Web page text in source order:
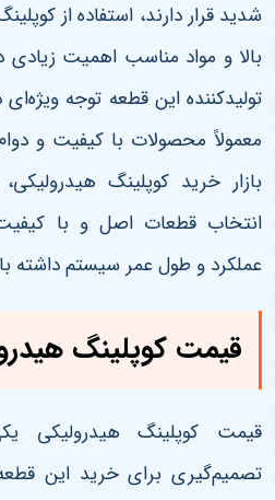
شدید قرار دارند، استفاده از
بالا و مواد مناسب اهمیت زیادی
تولیدکننده این قطعه توجه
معمولاً محصولات با کیفیت و دوام
بازار خرید کوپلینگ
انتخاب قطعات اصل و با کیفیت
عملکرد و طول عمر سیستم داشته
قیمت کوپلینگ
قیمت کوپلینگ هیدرولیکی
تصمیم‌گیری برای خرید این